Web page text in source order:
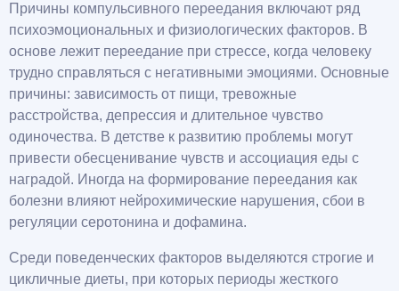
Причины компульсивного переедания включают ряд
психоэмоциональных и физиологических факторов. В
основе лежит переедание при стрессе, когда человеку
трудно справляться с негативными эмоциями. Основные
причины: зависимость от пищи, тревожные
расстройства, депрессия и длительное чувство
одиночества. В детстве к развитию проблемы могут
привести обесценивание чувств и ассоциация еды с
наградой. Иногда на формирование переедания как
болезни влияют нейрохимические нарушения, сбои в
регуляции серотонина и дофамина.
Среди поведенческих факторов выделяются строгие и
цикличные диеты, при которых периоды жесткого